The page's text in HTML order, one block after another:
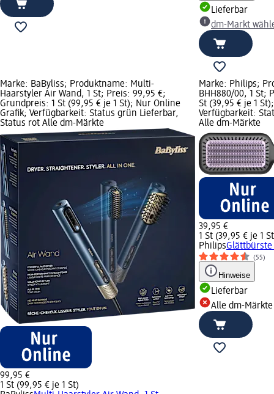
Lieferbar
dm-Markt
Marke: BaByliss; Produktname: Multi-
Haarstyler Air Wand, 1 St; Preis: 99,95 €;
Grundpreis: 1 St (99,95 € je 1 St); Nur Online
Grafik; Verfügbarkeit: Status grün Lieferbar,
Status rot Alle dm-Märkte
99,95 €
1 St (99,95 € je 1 St)
Marke: Philips;
BHH880/00, 1 St;
St (39,95 € je 1
Verfügbarkeit:
Alle dm-Märkte
39,95 €
1 St (39,95 € je 1
PhilipsGlättbürste
(55)
Hinweise
Lieferbar
Alle dm-Märkte